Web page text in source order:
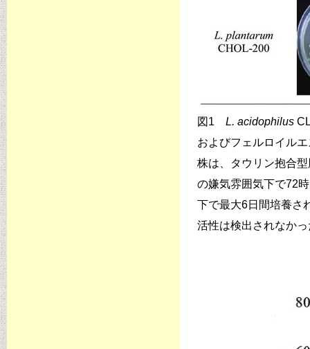
図1 L. acidophilus
およびフェルロイル
株は、タウリン抱合
の嫌気雰囲気下で72
下で最大6日間培養さ
活性は検出されなか